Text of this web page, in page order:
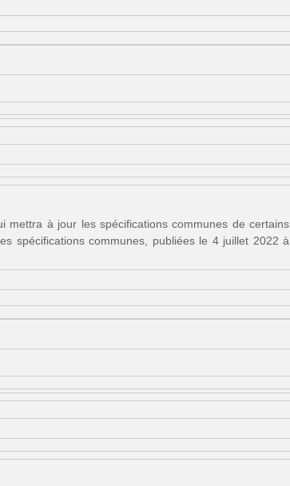
à jour les spécifications communes de certains
spécifications communes, publiées le 4 juillet 2022 à